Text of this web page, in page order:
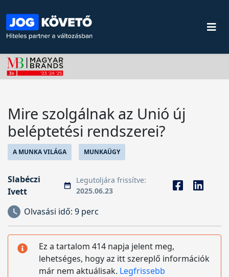
Mire szolgálnak az Unió új
beléptetési rendszerei?
A MUNKA VILÁGA MUNKAÜGY
Slabéczi
Ivett
Legutoljára frissítve:
2025.06.23
Olvasási idő: 9 perc
Ez a tartalom 414 napja jelent meg,
lehetséges, hogy az itt szereplő információk
már nem aktuálisak. Legfrissebb